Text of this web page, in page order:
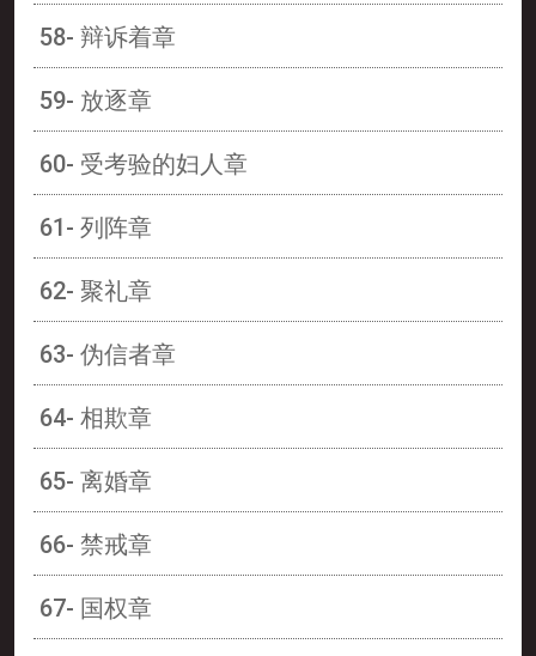
58- 辩诉着章
59- 放逐章
60- 受考验的妇人章
61- 列阵章
62- 聚礼章
63- 伪信者章
64- 相欺章
65- 离婚章
66- 禁戒章
67- 国权章